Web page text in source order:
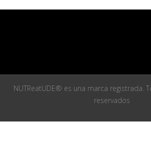
NUTReatUDE® es una marca registrada.
reservados